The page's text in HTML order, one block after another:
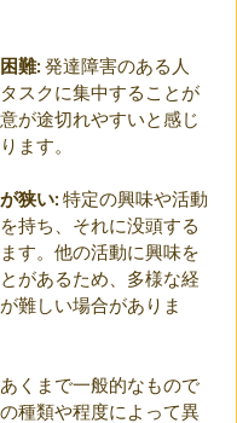
難: 発達障害のある人
スクに集中することが
が途切れやすいと感じ
ます。
狭い: 特定の興味や活動
持ち、それに没頭する
す。他の活動に興味を
があるため、多様な経
難しい場合がありま
くまで一般的なもので
種類や程度によって異